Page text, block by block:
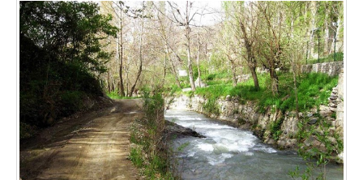
بانک، بیمه و سرمایه
مسکن و ساختمان